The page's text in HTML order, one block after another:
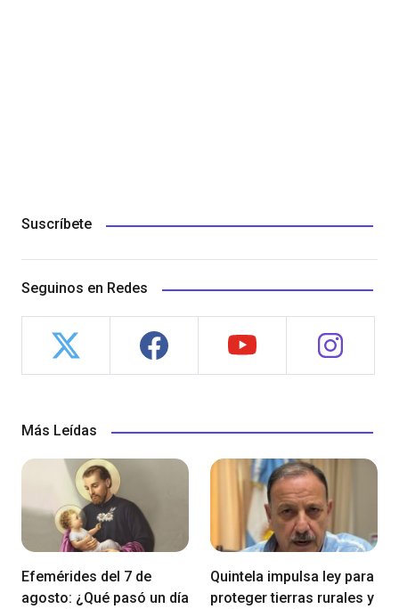
Suscríbete
Seguinos en Redes
Más Leídas
Efemérides del 7 de
agosto: ¿Qué pasó un día
Quintela impulsa ley para
proteger tierras rurales y